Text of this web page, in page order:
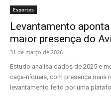
Esportes
Levantamento
maior presença do
31 de março de 2026
Estudo analisa dados de 2025 e
caça-níqueis, com presença mais
levantamento feito por uma